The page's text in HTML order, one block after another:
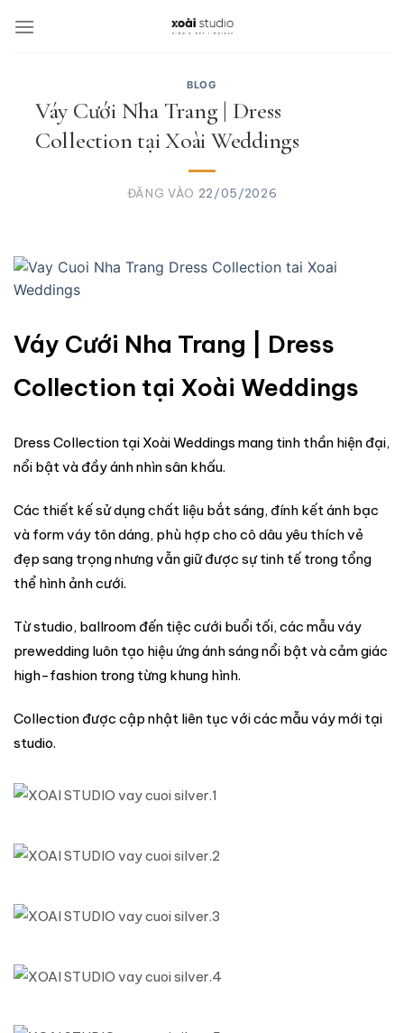
qua
BLOG
Váy Cưới Nha Trang | Dress
Collection tại Xoài Weddings
ĐĂNG VÀO 22/05/2026
Váy Cưới Nha Trang | Dress
Collection tại Xoài Weddings
Dress Collection tại Xoài Weddings mang tinh thần hiện đại,
nổi bật và đầy ánh nhìn sân khấu.
Các thiết kế sử dụng chất liệu bắt sáng, đính kết ánh bạc
và form váy tôn dáng, phù hợp cho cô dâu yêu thích vẻ
đẹp sang trọng nhưng vẫn giữ được sự tinh tế trong tổng
thể hình ảnh cưới.
Từ studio, ballroom đến tiệc cưới buổi tối, các mẫu váy
prewedding luôn tạo hiệu ứng ánh sáng nổi bật và cảm giác
high-fashion trong từng khung hình.
Collection được cập nhật liên tục với các mẫu váy mới tại
studio.